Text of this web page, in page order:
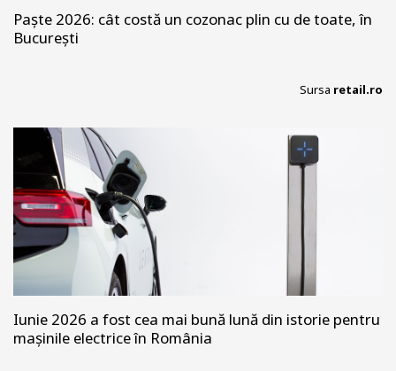
Paște 2026: cât costă un cozonac plin cu de toate, în
București
Sursa retail.ro
Iunie 2026 a fost cea mai bună lună din istorie pentru
mașinile electrice în România